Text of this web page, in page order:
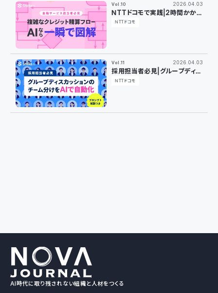
Vol.10 2026.04.03
NTTドコモで実践｜2時間かかっ
ていたクレジット精算フローの図
NTTドコモ
Vol.11 2026.04.03
採用担当者必見｜グループディス
カッションのチーム分けをAIで
NTTドコモ
AI時代に取り残されない組織と人材をつくる